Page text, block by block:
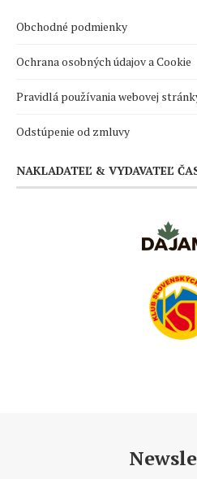
Obchodné podmienky
Ochrana osobných údajov a Cookie
Pravidlá používania webovej
Odstúpenie od zmluvy
NAKLADATEĽ & VYDAVATEĽ